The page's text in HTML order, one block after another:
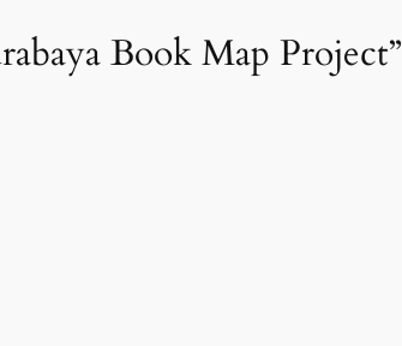
Book Map Project”